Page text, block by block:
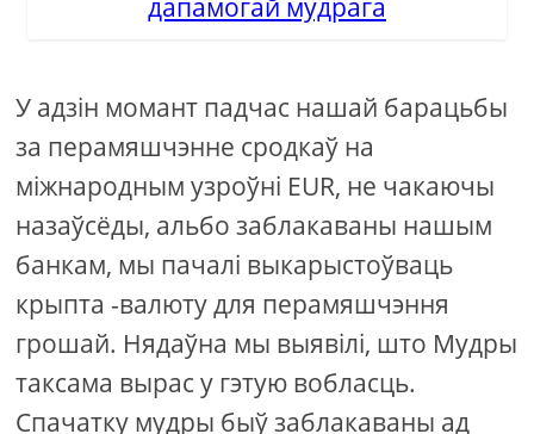
дапамогай мудрага
У адзін момант падчас нашай барацьбы
за перамяшчэнне сродкаў на
міжнародным узроўні EUR, не чакаючы
назаўсёды, альбо заблакаваны нашым
банкам, мы пачалі выкарыстоўваць
крыпта -валюту для перамяшчэння
грошай. Нядаўна мы выявілі, што Мудры
таксама вырас у гэтую вобласць.
Спачатку мудры быў заблакаваны ад